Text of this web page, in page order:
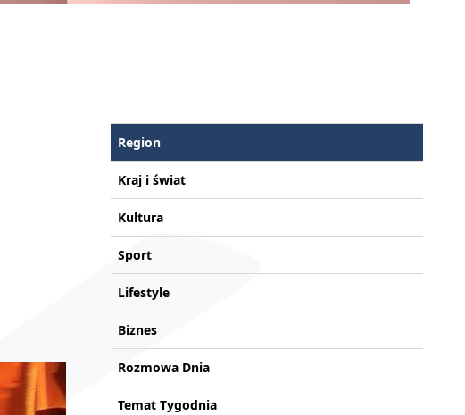
Region
Kraj i świat
Kultura
Sport
Lifestyle
Biznes
Rozmowa Dnia
Temat Tygodnia